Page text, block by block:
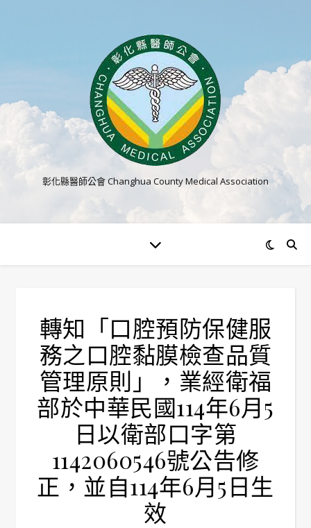
彰化縣醫師公會 Changhua County Medical Association
轉知「口腔預防保健服
務之口腔黏膜檢查品質
管理原則」，業經衛福
部於中華民國114年6月5
日以衛部口字第
1142060546號公告修
正，並自114年6月5日生
效